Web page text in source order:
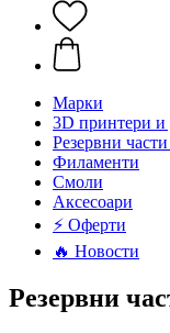
Mарки
3D принтери и
Резервни
Филаменти
Смоли
Аксесоари
⚡ Оферти
🔥 Новости
Резервни